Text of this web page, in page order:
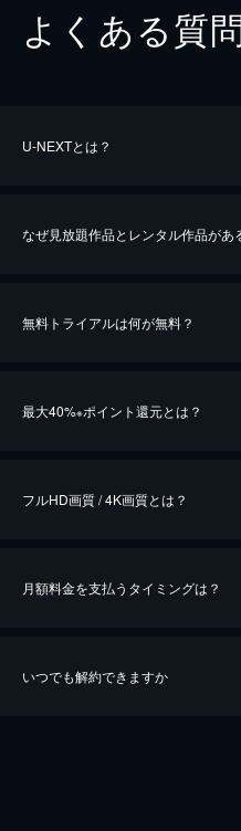
よくある質
U-NEXTとは？
なぜ見放題作品とレンタル作品があ
無料トライアルは何が無料？
最大40%※ポイント還元とは？
※40％ポイント還元の対象は、クレジット
iOSアプリのUコイン決済による作品の
フルHD画質 / 4K画質とは？
月額料金を支払うタイミングは？
いつでも解約できますか